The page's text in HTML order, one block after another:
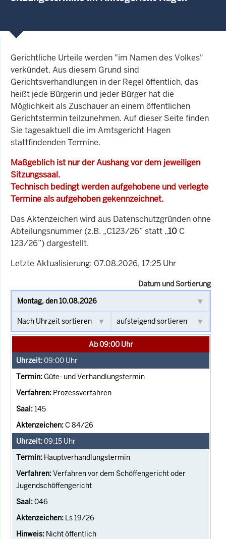
Gerichtliche Urteile werden "im Namen des Volkes"
verkündet. Aus diesem Grund sind
Gerichtsverhandlungen in der Regel öffentlich, das
heißt jede Bürgerin und jeder Bürger hat die
Möglichkeit als Zuschauer an einem öffentlichen
Gerichtstermin teilzunehmen. Auf dieser Seite finden
Sie tagesaktuell die im Amtsgericht Hagen
stattfindenden Termine.
Maßgeblich ist nur der Aushang vor dem jeweiligen
Sitzungssaal.
Technisch bedingt werden aufgehobene und verlegte
Termine als aufgehoben gekennzeichnet.
Das Aktenzeichen wird aus Datenschutzgründen ohne
Abteilungsnummer (z.B. „C123/26” statt „10 C
123/26”) dargestellt.
Letzte Aktualisierung: 07.08.2026, 17:25 Uhr
Datum und Sortierung
Ab 09:00 Uhr
09:00 Uhr
Güte- und Verhandlungstermin
Prozessverfahren
145
C 84/26
09:15 Uhr
Hauptverhandlungstermin
Verfahren vor dem Schöffengericht oder
Jugendschöffengericht
046
Ls 19/26
Nicht öffentlich